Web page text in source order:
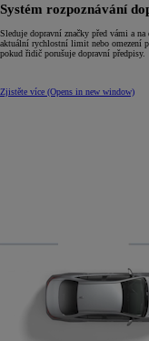
Systém rozpoznávání
Sleduje dopravní značky před vámi a
aktuální rychlostní limit nebo omezení
pokud řidič porušuje dopravní předpisy.
Zjistěte více (Opens in new window)